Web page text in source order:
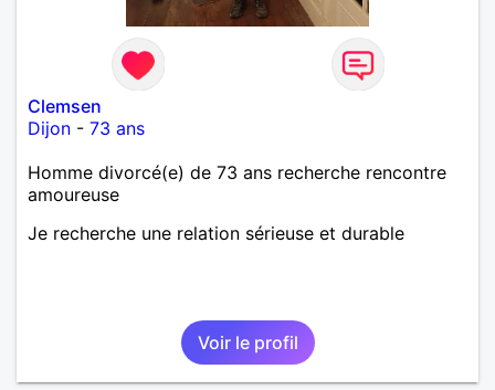
Clemsen
Dijon - 73 ans
Homme divorcé(e) de 73 ans recherche rencontre
amoureuse
Je recherche une relation sérieuse et durable
Voir le profil